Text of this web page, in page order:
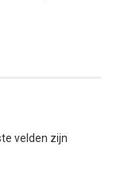
velden zijn